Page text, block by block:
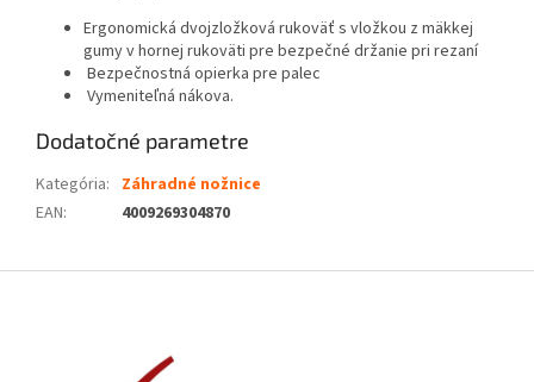
Ergonomická dvojzložková rukoväť s vložkou z mäkkej
gumy v hornej rukoväti pre bezpečné držanie pri rezaní
Bezpečnostná opierka pre palec
Vymeniteľná nákova.
Dodatočné parametre
Kategória: Záhradné nožnice
EAN: 4009269304870